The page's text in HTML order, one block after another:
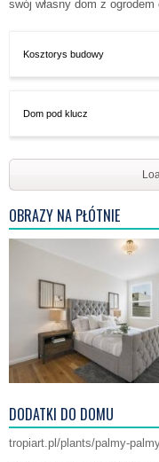
swój własny dom z
Kosztorys budowy
Dom pod klucz
OBRAZY NA PŁÓTNIE
DODATKI DO DOMU
tropiart.pl/plants/palmy-